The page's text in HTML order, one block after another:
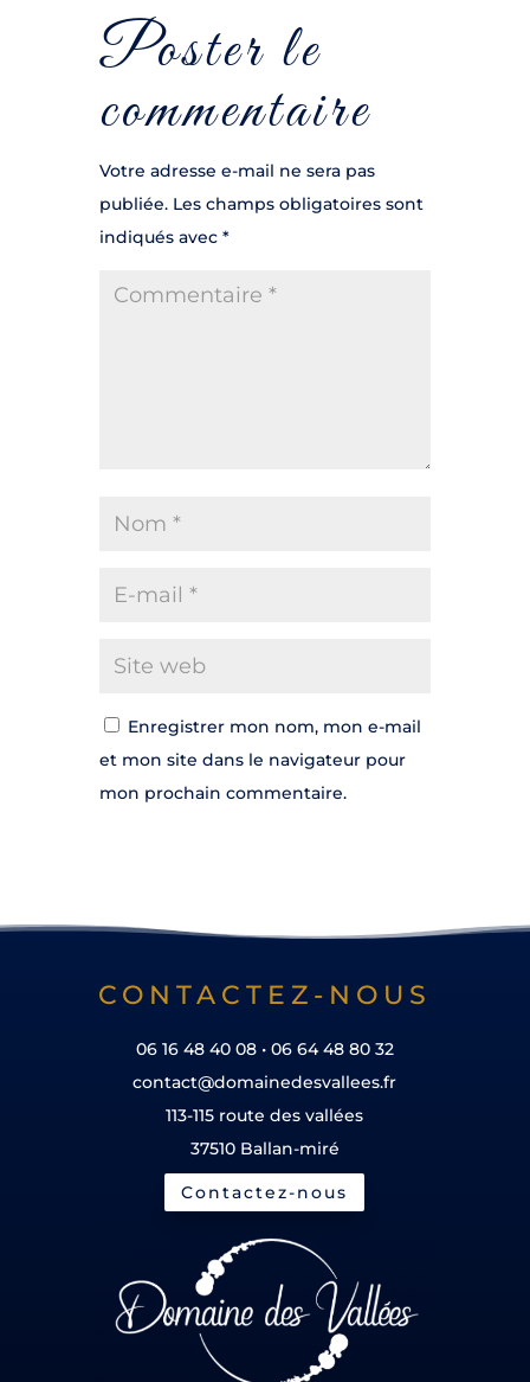
Poster le
commentaire
Votre adresse e-mail ne sera pas
publiée. Les champs obligatoires sont
indiqués avec *
Enregistrer mon nom, mon e-mail
et mon site dans le navigateur pour
mon prochain commentaire.
CONTACTEZ-NOUS
06 16 48 40 08 • 06 64 48 80 32
contact@domainedesvallees.fr
113-115 route des vallées
37510 Ballan-miré
Contactez-nous